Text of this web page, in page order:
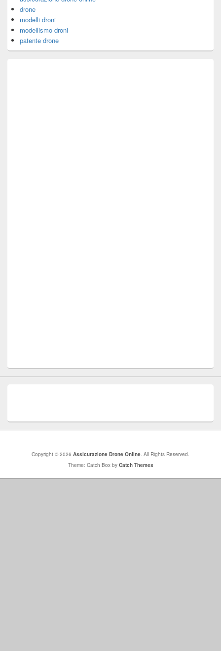
drone
modelli droni
modellismo droni
patente drone
Copyright © 2026 Assicurazione Drone Online. All Rights Reserved.
Theme: Catch Box by Catch Themes